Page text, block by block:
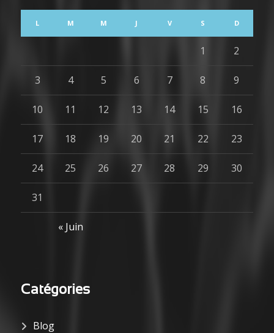
L M M J V S D
« Juin
1 2
3 4 5 6 7 8 9
10 11 12 13 14 15 16
17 18 19 20 21 22 23
24 25 26 27 28 29 30
31
Catégories
Blog